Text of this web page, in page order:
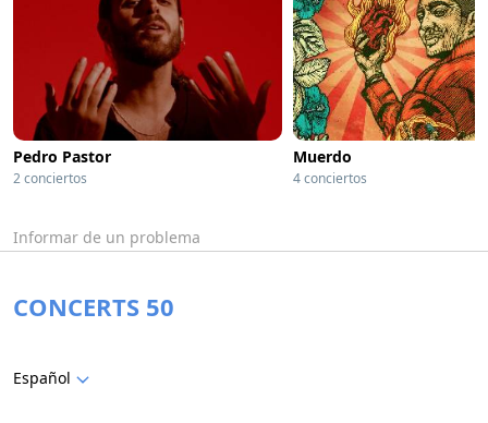
Pedro Pastor
2 conciertos
Muerdo
4 conciertos
Informar de un problema
CONCERTS 50
Español